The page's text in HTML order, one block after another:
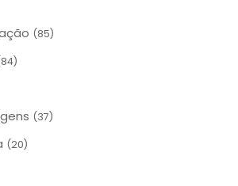
(85)
(37)
(20)